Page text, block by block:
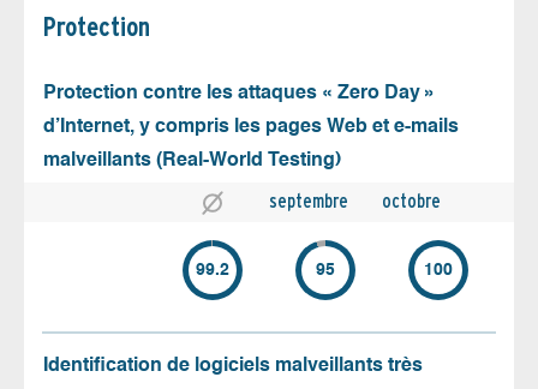
Protection
Protection contre les attaques « Zero Day »
d’Internet, y compris les pages Web et e-mails
malveillants (Real-World Testing)
septembre octobre
99.2 95 100
Identification de logiciels malveillants très